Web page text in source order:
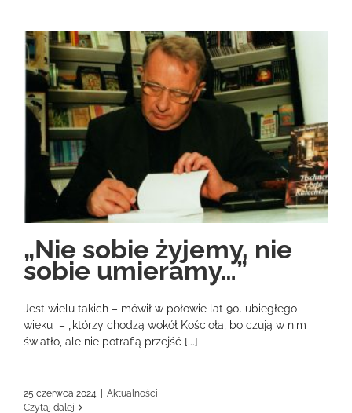
„Nie sobie żyjemy, nie
sobie umieramy…”
Jest wielu takich – mówił w połowie lat 90. ubiegłego
wieku – „którzy chodzą wokół Kościoła, bo czują w nim
światło, ale nie potrafią przejść [...]
25 czerwca 2024 | Aktualności
Czytaj dalej